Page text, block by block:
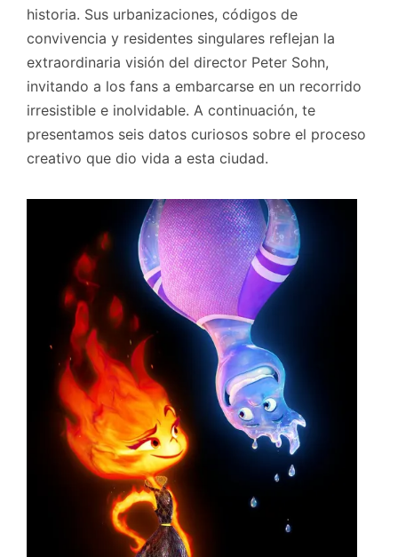
historia. Sus urbanizaciones, códigos de
convivencia y residentes singulares reflejan la
extraordinaria visión del director Peter Sohn,
invitando a los fans a embarcarse en un recorrido
irresistible e inolvidable. A continuación, te
presentamos seis datos curiosos sobre el proceso
creativo que dio vida a esta ciudad.